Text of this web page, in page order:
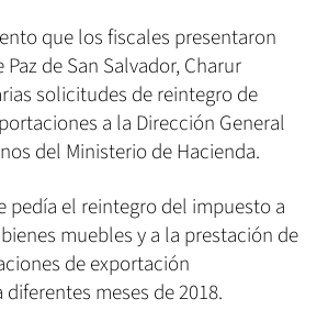
que los fiscales presentaron
Paz de San Salvador, Charur
solicitudes de reintegro de
a la Dirección General
del Ministerio de Hacienda.
pedía el reintegro del impuesto a
muebles y a la prestación de
de exportación
meses de 2018.